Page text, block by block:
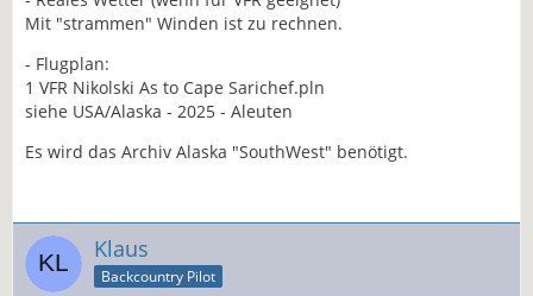
Mit "strammen" Winden ist zu rechnen.
- Flugplan:
1 VFR Nikolski As to Cape Sarichef.pln
siehe USA/Alaska - 2025 - Aleuten
Es wird das Archiv Alaska "SouthWest" benötigt.
Klaus
Backcountry Pilot